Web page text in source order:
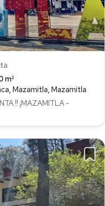
m²
Mazamitla, Mazamitla
!! ¡MAZAMITLA -